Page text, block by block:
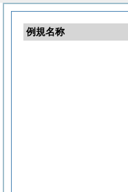
例規名称